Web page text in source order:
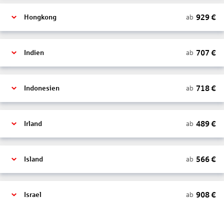
Hongkong ab 929€
Indien ab 707 €
Indonesien ab 718€
Irland ab 489€
Island ab 566€
Israel ab 908€